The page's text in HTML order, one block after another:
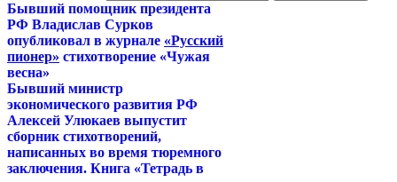
Бывший помощник президента
РФ Владислав Сурков
опубликовал в журнале «Русский
пионер» стихотворение «Чужая
весна»
Бывший министр
экономического развития РФ
Алексей Улюкаев выпустит
сборник стихотворений,
написанных во время тюремного
заключения. Книга «Тетрадь в